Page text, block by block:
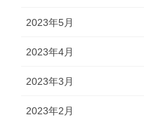
2023年5月
2023年4月
2023年3月
2023年2月